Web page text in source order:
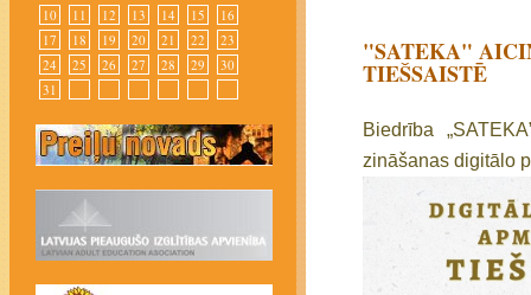
"SATEKA"
TIEŠSAISTĒ
Biedrība
zināšanas digitālo
10
11 12 13 14 15
16
17
18 19 20 21 22
23
24
25 26 27 28 29
30
31